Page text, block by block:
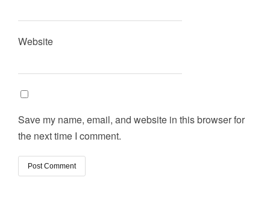
Website
Save my name, email, and website in this browser for
the next time I comment.